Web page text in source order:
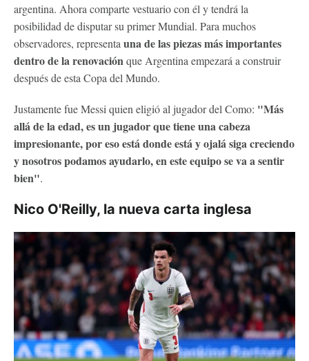
argentina. Ahora comparte vestuario con él y tendrá la
posibilidad de disputar su primer Mundial. Para muchos
observadores, representa una de las piezas más importantes
dentro de la renovación que Argentina empezará a construir
después de esta Copa del Mundo.
Justamente fue Messi quien eligió al jugador del Como: "Más
allá de la edad, es un jugador que tiene una cabeza
impresionante, por eso está donde está y ojalá siga creciendo
y nosotros podamos ayudarlo, en este equipo se va a sentir
bien".
Nico O'Reilly, la nueva carta inglesa